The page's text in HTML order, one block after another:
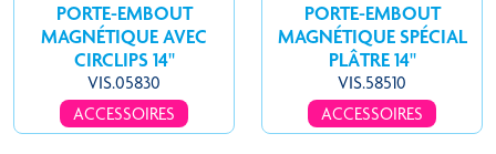
PORTE-EMBOUT
MAGNÉTIQUE AVEC
CIRCLIPS 14''
VIS.05830
ACCESSOIRES
PORTE-EMBOUT
MAGNÉTIQUE SPÉCIAL
PLÂTRE 14''
VIS.58510
ACCESSOIRES